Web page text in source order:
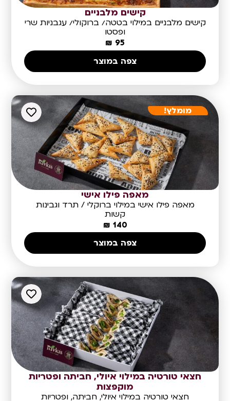
קישים מלבניים
קישים מלבניים במילוי בטטה/ ברוקולי/ עגבניות שרי
ופסטו
₪ 95
צפה במוצר
מומלץ!
מאפה פילו אישי
מאפה פילו אישי במילוי ברוקלי / תרד וגבינות
קשות
₪ 140
צפה במוצר
חצאי טורטיה במילוי איולי, חביתה ופטריות
מוקפצות
חצאי טורטיה במילוי איולי, חביתה, ופטריות